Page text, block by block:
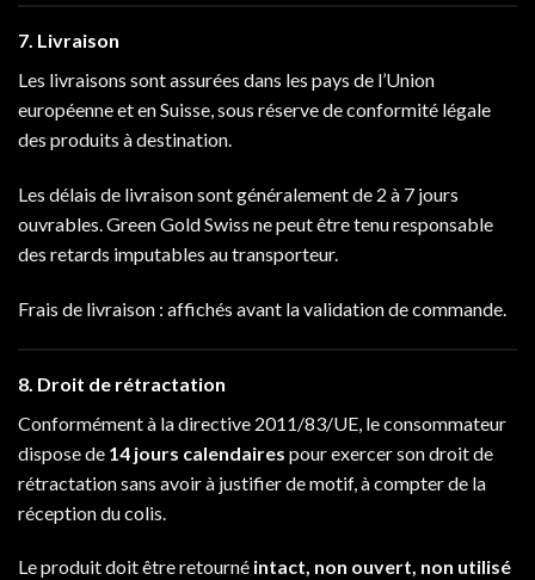
7. Livraison
Les livraisons sont assurées dans les pays de l’Union
européenne et en Suisse, sous réserve de conformité légale
des produits à destination.
Les délais de livraison sont généralement de 2 à 7 jours
ouvrables. Green Gold Swiss ne peut être tenu responsable
des retards imputables au transporteur.
Frais de livraison : affichés avant la validation de commande.
8. Droit de rétractation
Conformément à la directive 2011/83/UE, le consommateur
dispose de 14 jours calendaires pour exercer son droit de
rétractation sans avoir à justifier de motif, à compter de la
réception du colis.
Le produit doit être retourné intact, non ouvert, non utilisé